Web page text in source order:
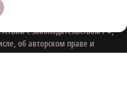
на материалы, находящиеся
www.pravda-nn.ru, охраняются
с законодательством РФ,
об авторском праве и
правах. При любом